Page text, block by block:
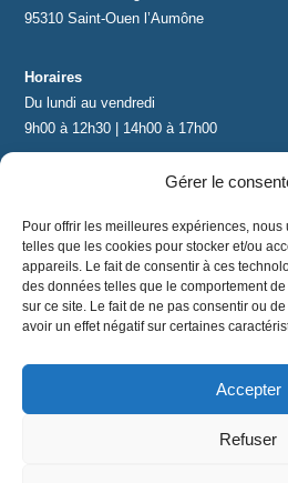
Gérer le
Pour offrir les meilleures expériences,
telles que les cookies pour stocker et/ou
appareils. Le fait de consentir à ces
des données telles que le comportement
sur ce site. Le fait de ne pas consentir ou
avoir un effet négatif sur certaines
Accepter
Refuser
95310 Saint-Ouen l’Aumône
Horaires
Du lundi au vendredi
9h00 à 12h30 | 14h00 à 17h00
+33 (0)1 34 67 67 17
Mentions légales